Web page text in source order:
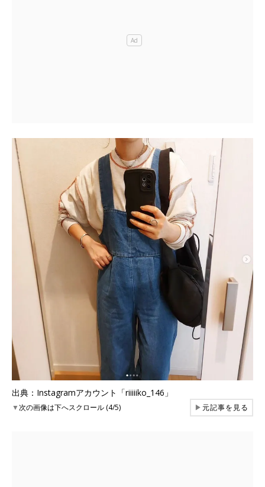
出典：Instagramアカウント「riiiiiko_146」
▼次の画像は下へスクロール (4/5) ▶元記事を見る